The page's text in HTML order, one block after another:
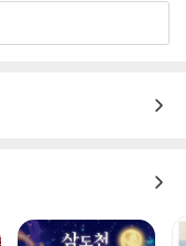
이미지를 지녔지만 가
는 틀림없다. 지독한 가
대요 원천인 셈이다. 수
미원으로 맛을 내 선짓
아 아카시아 꿀차를 팔
족발 장사를 관두고 새
밤 한가마니로 체면을